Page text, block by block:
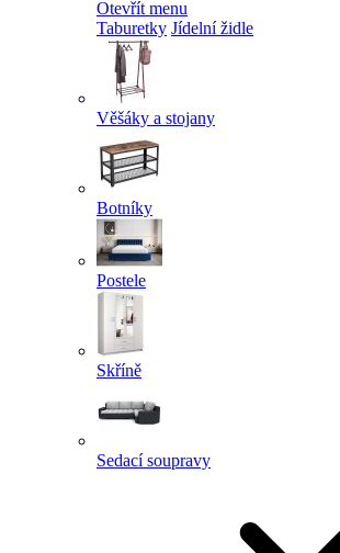
Otevřít menu
Taburetky Jídelní židle
Věšáky a stojany
Botníky
Postele
Skříně
Sedací soupravy